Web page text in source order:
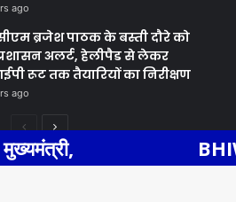
ago
सीएम ब्रजेश पाठक के बस्ती दौरे को
अलर्ट, हेलीपैड से लेकर
रूट तक तैयारियों का निरीक्षण
ago
Previous
page
Next
page
WhatsApp Telegram
BHIWADI NEWS